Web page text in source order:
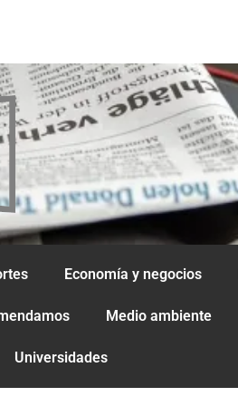
Economía y negocios
Medio ambiente
Universidades